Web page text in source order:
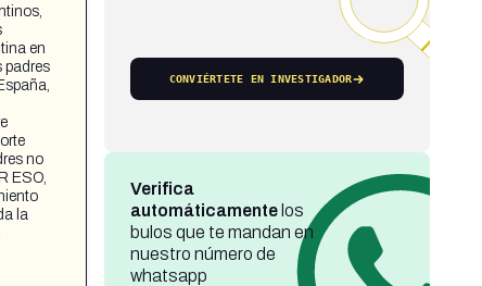
en
padres
no
ESO,
la
CONVIÉRTETE EN INVESTIGADOR
Verifica
automáticamentelos
bulos que te mandan en
nuestro número de
whatsapp